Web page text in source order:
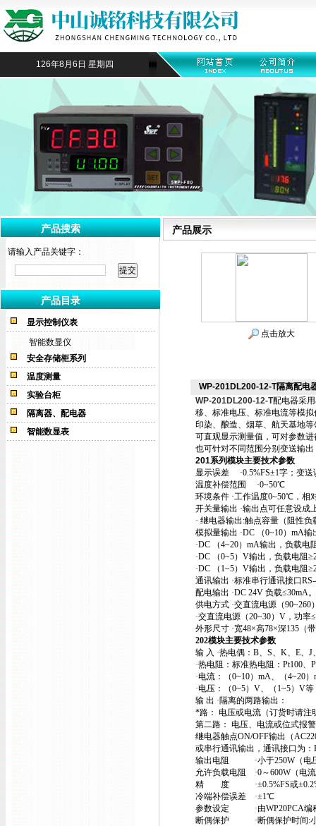
126年8月6日 星期四
产品搜索
请输入产品关键字：
产品目录
显示控制仪表
智能数显仪
安全存储柜系列
温度测量
实验台柜
隔离器、配电器
智能数显表
产品展示
点击放大
WP-201DL200-12-T隔离配电
WP-201DL200-12-T配电器采
移、标准电压、标准电流等模
印染、酿造、烟草、航天基地等
可直观显示测量值，可对参数
也可针对不同范围分别变送输
201系列模块主要技术参数
显示误差 ·0.5%FS±1字；变送
温度补偿范围 ·0~50℃
环境条件 ·工作温度0~50℃，相
开关量输出 ·输出点可任意设成
· 继电器输出:触点容量（阻性
模拟量输出 ·DC （0~10）mA
·DC （4~20）mA输出，负载电
·DC （0~5）V输出，负载电阻
·DC （1~5）V输出，负载电阻
通讯输出 ·标准串行通讯接口
配电输出 ·DC 24V 负载≤30mA。
供电方式 ·交直流电源（90~260
·交直流电源（20~30）V，功率
外形尺寸 ·宽48×高78×深135（
202模块主要技术参数
输 入 ·热电偶：B、S、K、E、J
·热电阻：标准热电阻：Pt100、
·电流：（0~10）mA、（4~20
·电压：（0~5）V、（1~5）V
输 出 ·隔离的两路输出：
*路： 电压或电流（订货时请注
第二路： 电压、电流或位式报
继电器触点ON/OFF输出（
或串行通讯输出，通讯接口为：
输出电阻 ·小于250W（电
允许负载电阻 ·0～600W（电
精 度 ·±0.5%FS或
冷端补偿误差 ·±1℃
参数设定 ·由WP20PCA编
断偶保护 ·断偶保护时间:小